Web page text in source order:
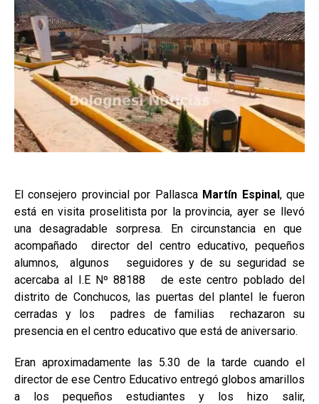
El consejero provincial por PallascaMartín Espinal, que
está en visita proselitista por la provincia, ayer se llevó
una desagradable sorpresa. En circunstancia en que
acompañado director del centro educativo, pequeños
alumnos, algunos seguidores y de su seguridad se
acercaba al I.E Nº 88188 de este centro poblado del
distrito de Conchucos, las puertas del plantel le fueron
cerradas y los padres de familias rechazaron su
presencia en el centro educativo que está de aniversario.
Eran aproximadamente las 5.30 de la tarde cuando el
director de ese Centro Educativo entregó globos amarillos
a los pequeños estudiantes y los hizo salir,